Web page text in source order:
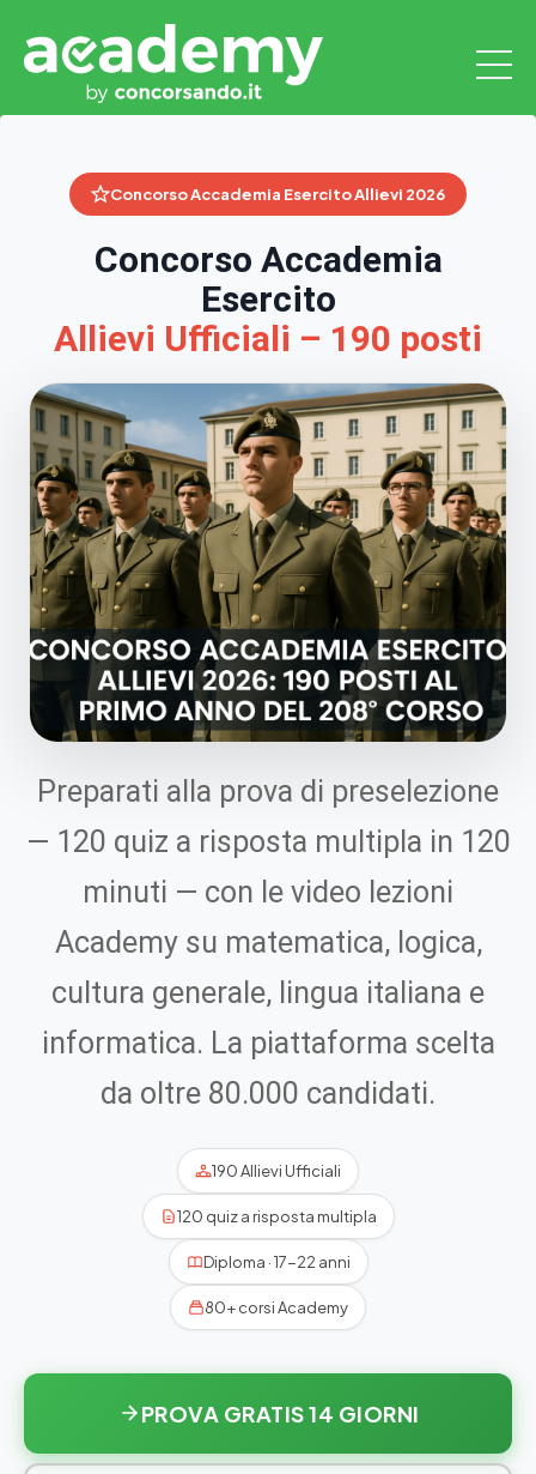
Concorso Accademia Esercito Allievi 2026
Concorso Accademia
Esercito
Allievi Ufficiali – 190 posti
Preparati alla prova di preselezione
— 120 quiz a risposta multipla in 120
minuti — con le video lezioni
Academy su matematica, logica,
cultura generale, lingua italiana e
informatica. La piattaforma scelta
da oltre 80.000 candidati.
190 Allievi Ufficiali
120 quiz a risposta multipla
Diploma · 17-22 anni
80+ corsi Academy
PROVA GRATIS 14 GIORNI